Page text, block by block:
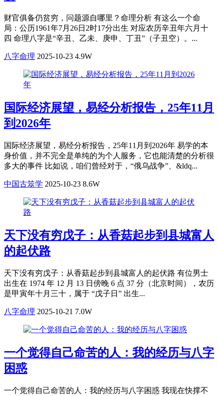
财官俱备仍贫穷，问题源自哪里？命理分析 有这么一个命
局：公历1961年7月26日2时17分出生 对应农历辛丑年六月十
四 命理八字是“辛丑、乙未、庚申、丁丑”（子丑空）。...
八字命理 2025-10-23 4.9W
国际经济展望，易经分析报告，25年11月
到2026年
国际经济展望，易经分析报告，25年11月到2026年 易学的本
身价值，并不完全是单纯的为个人服务，它也能清楚的分析很
多大的事件 比如说，咱们曾经对于，“俄乌战争”、&ldq...
中国古筮学 2025-10-23 8.6W
天下没有穷戊子：从香菇起步到县城富人
的起伏路
天下没有穷戊子：从香菇起步到县城富人的起伏路 有位男士
出生在 1974 年 12 月 13 日傍晚 6 点 37 分（北京时间），农历
是甲寅年十月三十，属于 “戊子日” 出生...
八字命理 2025-10-21 7.0W
一个觉得自己命苦的人：我的经历与八字
困惑
一个觉得自己命苦的人：我的经历与八字困惑 我现在快撑不